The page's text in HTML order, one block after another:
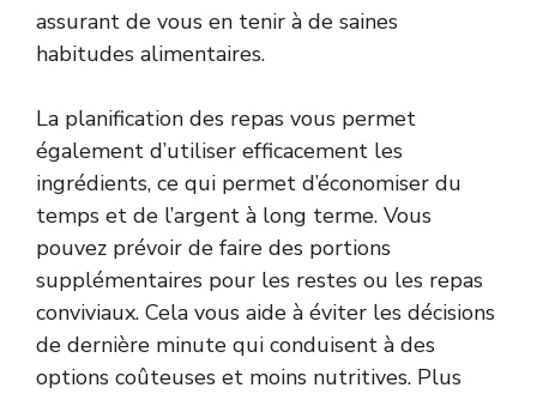
assurant de vous en tenir à de saines
habitudes alimentaires.
La planification des repas vous permet
également d’utiliser efficacement les
ingrédients, ce qui permet d’économiser du
temps et de l’argent à long terme. Vous
pouvez prévoir de faire des portions
supplémentaires pour les restes ou les repas
conviviaux. Cela vous aide à éviter les décisions
de dernière minute qui conduisent à des
options coûteuses et moins nutritives. Plus